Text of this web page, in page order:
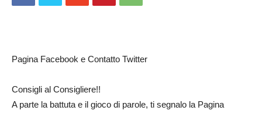
Pagina Facebook e Contatto Twitter
Consigli al Consigliere!!
A parte la battuta e il gioco di parole, ti segnalo la Pagina